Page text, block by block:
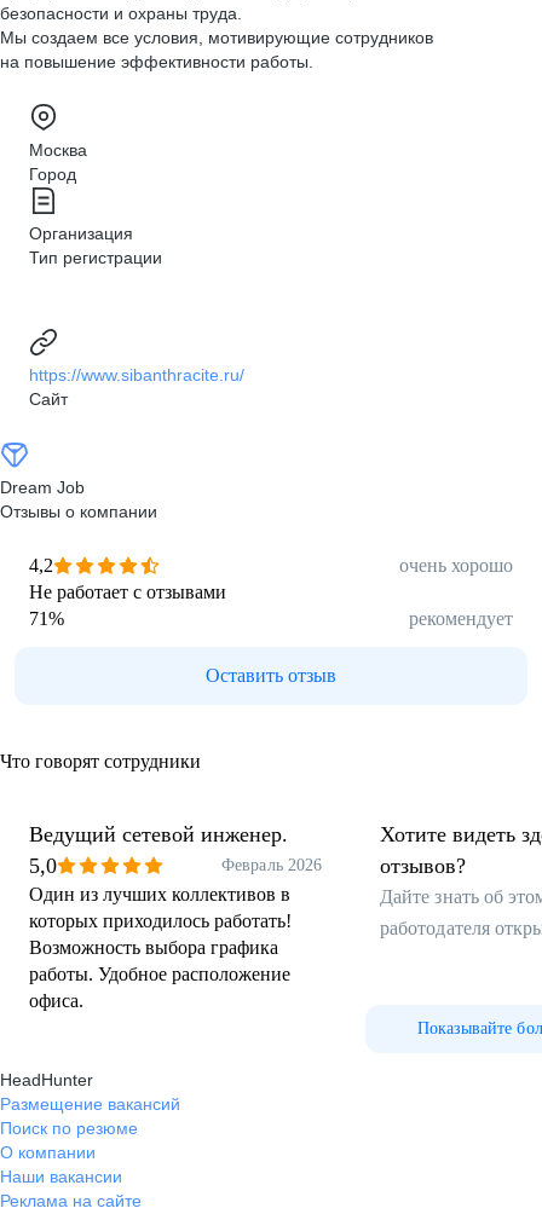
безопасности и охраны труда.
Мы создаем все условия, мотивирующие сотрудников
на повышение эффективности работы.
Москва
Город
Организация
Тип регистрации
https://www.sibanthracite.ru/
Сайт
Dream Job
Отзывы о компании
4,2
очень хорошо
Не работает с отзывами
71% рекомендует
Оставить отзыв
Что говорят сотрудники
Ведущий сетевой инженер.
5,0
Февраль 2026
Один из лучших коллективов в
которых приходилось работать!
Возможность выбора графика
работы. Удобное расположение
офиса.
Хотите видеть
отзывов?
Дайте знать об
работодателя
Показывайте
HeadHunter
Размещение вакансий
Поиск по резюме
О компании
Наши вакансии
Реклама на сайте